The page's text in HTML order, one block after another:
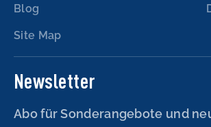
Blog
Site Map
Newsletter
Abo für Sonderangebote und